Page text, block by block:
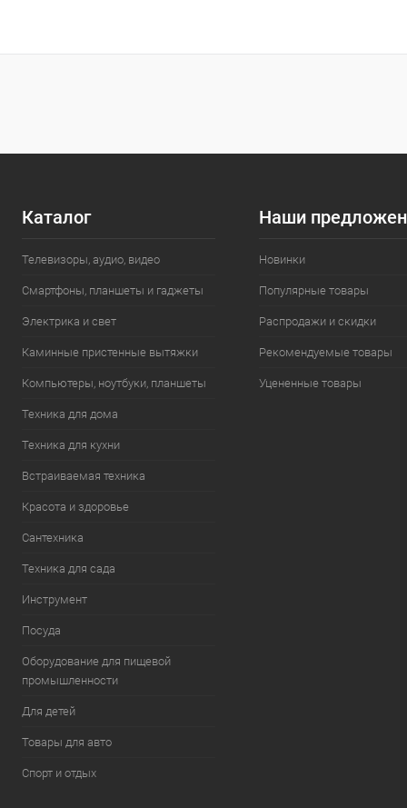
Каталог
Телевизоры, аудио, видео
Смартфоны, планшеты и гаджеты
Электрика и свет
Каминные пристенные вытяжки
Компьютеры, ноутбуки, планшеты
Техника для дома
Техника для кухни
Встраиваемая техника
Красота и здоровье
Сантехника
Техника для сада
Инструмент
Посуда
Оборудование для пищевой
промышленности
Для детей
Товары для авто
Спорт и отдых
Наши
Новинки
Популярные товары
Распродажи и скидки
Рекомендуемые товары
Уцененные товары